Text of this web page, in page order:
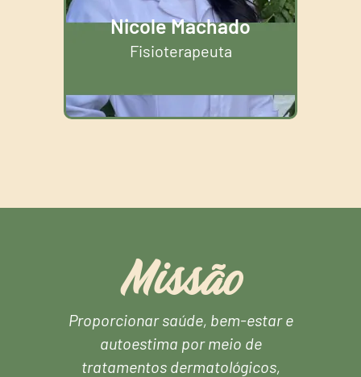
Nicole Machado
Fisioterapeuta
Missão
Proporcionar saúde, bem-estar e
autoestima por meio de
tratamentos dermatológicos,